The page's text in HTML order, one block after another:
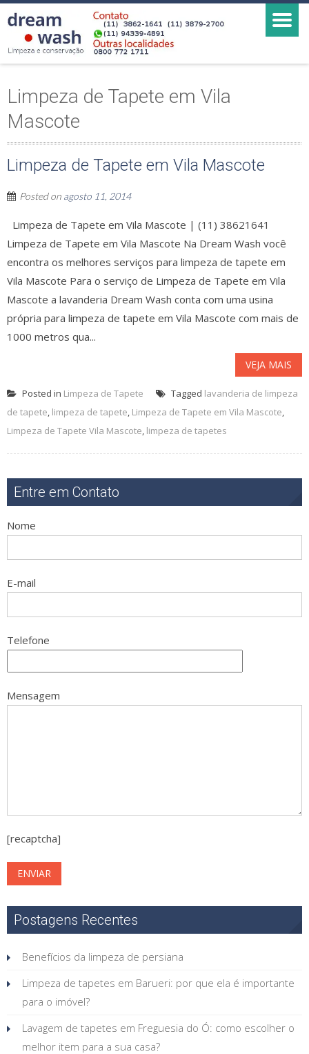
Limpeza de Tapete em Vila
Mascote
Limpeza de Tapete em Vila Mascote
Posted on agosto 11, 2014
Limpeza de Tapete em Vila Mascote | (11) 38621641
Limpeza de Tapete em Vila Mascote Na Dream Wash você
encontra os melhores serviços para limpeza de tapete em
Vila Mascote Para o serviço de Limpeza de Tapete em Vila
Mascote a lavanderia Dream Wash conta com uma usina
própria para limpeza de tapete em Vila Mascote com mais de
1000 metros qua...
VEJA MAIS
Posted in Limpeza de Tapete Tagged lavanderia de limpeza
de tapete, limpeza de tapete, Limpeza de Tapete em Vila Mascote,
Limpeza de Tapete Vila Mascote, limpeza de tapetes
Entre em Contato
Nome
E-mail
Telefone
Mensagem
[recaptcha]
Postagens Recentes
Benefícios da limpeza de persiana
Limpeza de tapetes em Barueri: por que ela é importante
para o imóvel?
Lavagem de tapetes em Freguesia do Ó: como escolher o
melhor item para a sua casa?